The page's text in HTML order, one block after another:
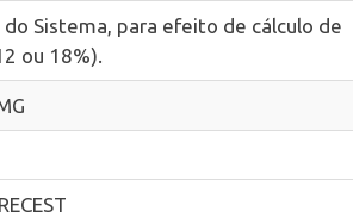
Sistema, para efeito de cálculo de
ou 18%).